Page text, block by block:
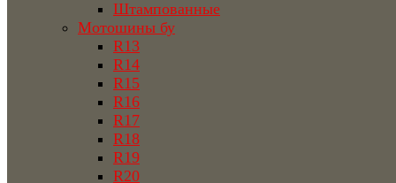
Штампованные
Мотошины бу
R13
R14
R15
R16
R17
R18
R19
R20